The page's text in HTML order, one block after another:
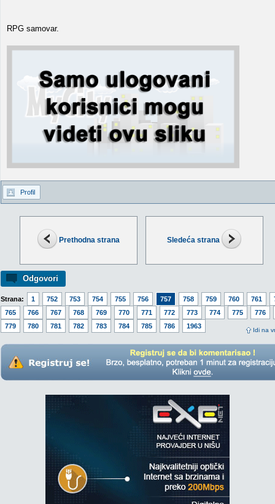
Prethodna strana Sledeća strana
Odgovori
Strana: 1 752 753 754 755 756 757 758 759 760 761
765
766 767 768 769 770 771 772 773 774 775
776
779
780 781 782 783 784 785 786 1963
Idi na
RPG samovar.
Profil